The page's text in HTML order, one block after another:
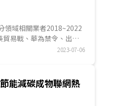
領域相關業者2018~2022
易戰、華為禁令、出口
2023-07-06
能減碳成物聯網熱